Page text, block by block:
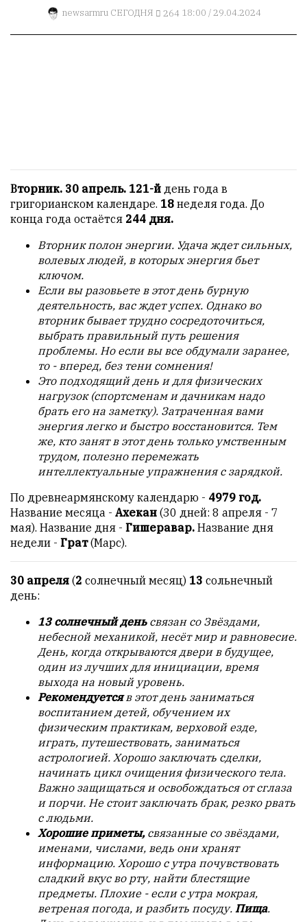
Пользователей:
0
для
независимо
мыслящих.
Сайт
обновляется
большим
трудом,
душой.
Редакция
лезет
авторские
тексты,
кромсает
и
не
искажает
смысл.
редакции
не
обязательным
условием
публикации.
Противоположные
мнения
публикуются,
даже
если
принимаются
восторга.
Главный
редактор
Армен
Геворкян
newsarmru СЕГОДНЯ 264 18:00 / 29.04.2024
Вторник. 30 апрель. 121-й день года в
григорианском календаре. 18 неделя года. До
конца года остаётся 244 дня.
Вторник полон энергии. Удача ждет сильных,
волевых людей, в которых энергия бьет
ключом.
Если вы разовьете в этот день бурную
деятельность, вас ждет успех. Однако во
вторник бывает трудно сосредоточиться,
выбрать правильный путь решения
проблемы. Но если вы все обдумали заранее,
то - вперед, без тени сомнения!
Это подходящий день и для физических
нагрузок (спортсменам и дачникам надо
брать его на заметку). Затраченная вами
энергия легко и быстро восстановится. Тем
же, кто занят в этот день только умственным
трудом, полезно перемежать
интеллектуальные упражнения с зарядкой.
По древнеармянскому календарю - 4979 год.
Название месяца - Ахекан (30 дней: 8 апреля - 7
мая). Название дня - Гишеравар. Название дня
недели - Грат(Марс).
30 апреля (2 сoлнeчный мecяц) 13 сольнечный
день:
13 солнечный день связан со Звёздами,
небесной механикой, несёт мир и равновесие.
День, когда открываются двери в будущее,
один из лучших для инициации, время
выхода на новый уровень.
Рекомендуетсяв этот день заниматься
воспитанием детей, обучением их
физическим практикам, верховой езде,
играть, путешествовать, заниматься
астрологией. Хорошо заключать сделки,
начинать цикл очищения физического тела.
Важно защищаться и освобождаться от сглаза
и порчи. Не стоит заключать брак, резко рвать
с людьми.
Хорошие приметы, связанные со звёздами,
именами, числами, ведь они хранят
информацию. Хорошо с утра почувствовать
сладкий вкус во рту, найти блестящие
предметы. Плохие - если с утра мокрая,
ветреная погода, и разбить посуду. Пища.